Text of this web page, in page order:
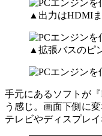
▲出力はHDMI
▲拡張バスのピ
手元にあるソフトが
う感じ。画面下側に
テレビやディスプレ